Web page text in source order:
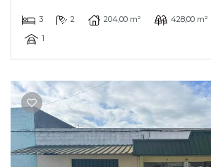
3 2 204,00 m² 428,00 m²
1